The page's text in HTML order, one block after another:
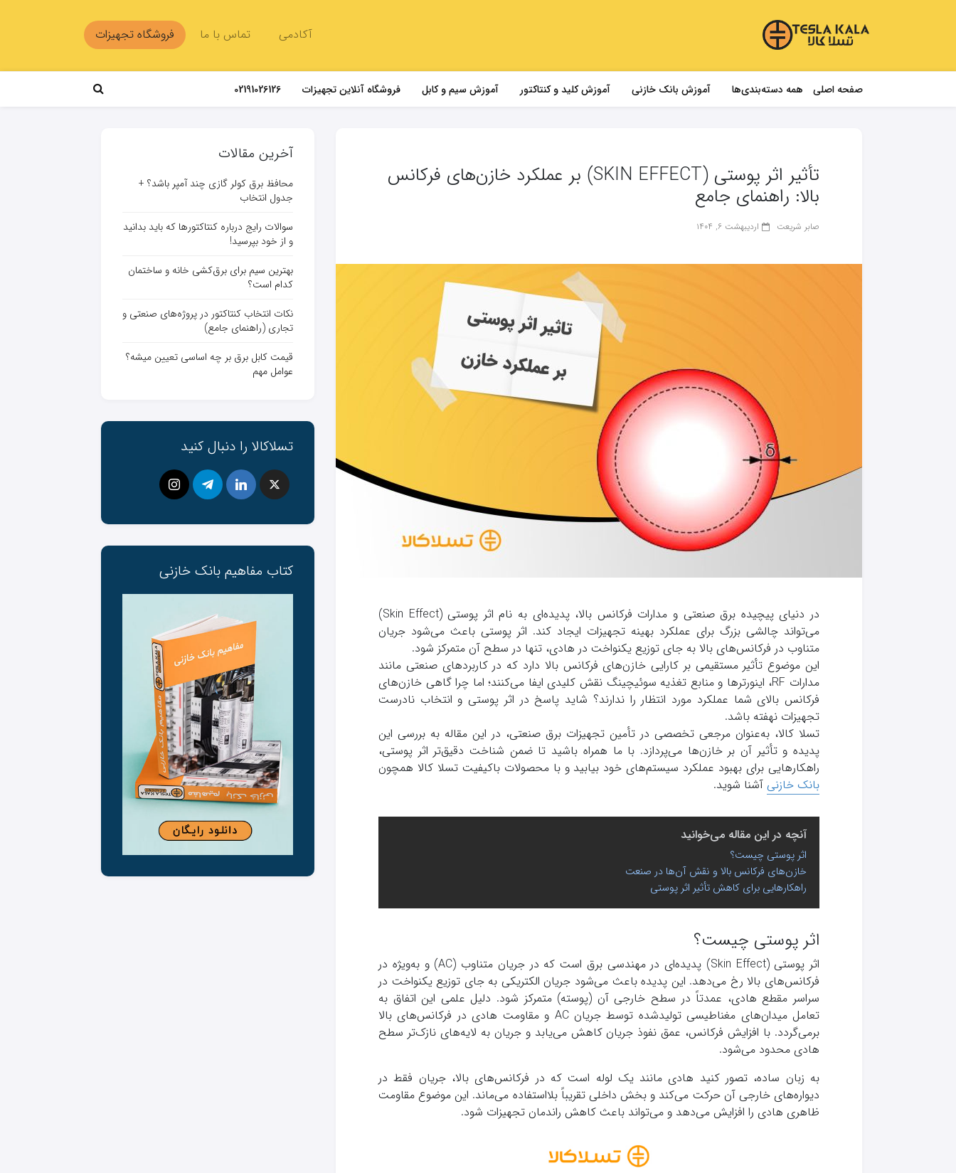
آکادمی تماس با ما فروشگاه تجهیزات
صفحه اصلی همه دسته‌بندی‌ها آموزش بانک خازنی آموزش کلید و کنتاکتور آموزش سیم و کابل فروشگاه آنلاین تجهیزات 02191026126
تأثیر اثر پوستی (SKIN EFFECT) بر عملکرد خازن‌های فرکانس
بالا: راهنمای جامع
صابر شریعت اردیبهشت ۶, ۱۴۰۴
در دنیای پیچیده‌ برق صنعتی و مدارات فرکانس بالا، پدیده‌ای به نام اثر پوستی (Skin Effect)
می‌تواند چالشی بزرگ برای عملکرد بهینه تجهیزات ایجاد کند. اثر پوستی باعث می‌شود جریان
متناوب در فرکانس‌های بالا به جای توزیع یکنواخت در هادی، تنها در سطح آن متمرکز شود.
این موضوع تأثیر مستقیمی بر کارایی خازن‌های فرکانس بالا دارد که در کاربردهای صنعتی مانند
مدارات RF، اینورترها و منابع تغذیه سوئیچینگ نقش کلیدی ایفا می‌کنند؛ اما چرا گاهی خازن‌های
فرکانس بالای شما عملکرد مورد انتظار را ندارند؟ شاید پاسخ در اثر پوستی و انتخاب نادرست
تجهیزات نهفته باشد.
تسلا کالا، به‌عنوان مرجعی تخصصی در تأمین تجهیزات برق صنعتی، در این مقاله به بررسی این
پدیده و تأثیر آن بر خازن‌ها می‌پردازد. با ما همراه باشید تا ضمن شناخت دقیق‌تر اثر پوستی،
راهکارهایی برای بهبود عملکرد سیستم‌های خود بیابید و با محصولات باکیفیت تسلا کالا همچون
بانک خازنی آشنا شوید.
آنچه در این مقاله می‌خوانید
اثر پوستی چیست؟
خازن‌های فرکانس بالا و نقش آن‌ها در صنعت
راهکارهایی برای کاهش تأثیر اثر پوستی
اثر پوستی چیست؟
اثر پوستی (Skin Effect) پدیده‌ای در مهندسی برق است که در جریان متناوب (AC) و به‌ویژه در
فرکانس‌های بالا رخ می‌دهد. این پدیده باعث می‌شود جریان الکتریکی به جای توزیع یکنواخت در
سراسر مقطع هادی، عمدتاً در سطح خارجی آن (پوسته) متمرکز شود. دلیل علمی این اتفاق به
تعامل میدان‌های مغناطیسی تولیدشده توسط جریان AC و مقاومت هادی در فرکانس‌های بالا
برمی‌گردد. با افزایش فرکانس، عمق نفوذ جریان کاهش می‌یابد و جریان به لایه‌های نازک‌تر سطح
هادی محدود می‌شود.
به زبان ساده، تصور کنید هادی مانند یک لوله است که در فرکانس‌های بالا، جریان فقط در
دیواره‌های خارجی آن حرکت می‌کند و بخش داخلی تقریباً بلااستفاده می‌ماند. این موضوع مقاومت
ظاهری هادی را افزایش می‌دهد و می‌تواند باعث کاهش راندمان تجهیزات شود.
آخرین مقالات
محافظ برق کولر گازی چند آمپر باشد؟ +
جدول انتخاب
سوالات رایج درباره کنتاکتورها که باید بدانید
و از خود بپرسید!
بهترین سیم برای برق‌کشی خانه و ساختمان
کدام است؟
نکات انتخاب کنتاکتور در پروژه‌های صنعتی و
تجاری (راهنمای جامع)
قیمت کابل برق بر چه اساسی تعیین میشه؟
عوامل مهم
تسلاکالا را دنبال کنید
کتاب مفاهیم بانک ‌خازنی